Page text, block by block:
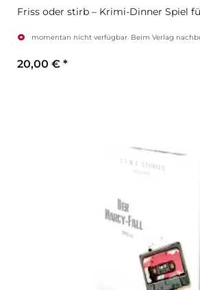
Friss oder stirb – Krimi-Dinner Spiel
momentan nicht verfügbar. Beim Verlag
20,00 € *